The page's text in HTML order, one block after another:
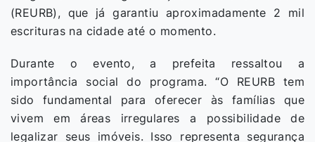
(REURB), que já garantiu aproximadamente 2 mil
escrituras na cidade até o momento.
Durante o evento, a prefeita ressaltou a
importância social do programa. “O REURB tem
sido fundamental para oferecer às famílias que
vivem em áreas irregulares a possibilidade de
legalizar seus imóveis. Isso representa segurança